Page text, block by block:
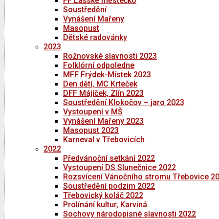
Soustředění
Vynášení Mařeny
Masopust
Dětské radovánky
2023
Rožnovské slavnosti 2023
Folklórní odpoledne
MFF Frýdek-Místek 2023
Den dětí, MC Krteček
DFF Májíček, Zlín 2023
Soustředění Klokočov – jaro 2023
Vystoupení v MŠ
Vynášení Mařeny 2023
Masopust 2023
Karneval v Třebovicích
2022
Předvánoční setkání 2022
Vystoupení DS Slunečnice 2022
Rozsvícení Vánočního stromu Třebovice
Soustředění podzim 2022
Třebovický koláč 2022
Prolínání kultur, Karviná
Sochovy národopisné slavnosti 2022